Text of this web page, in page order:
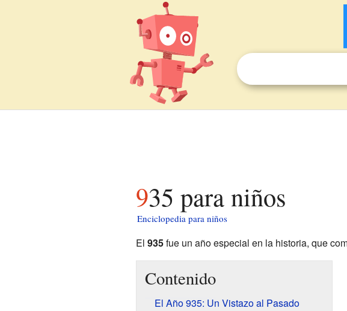
935 para niños
Enciclopedia para niños
El 935fue un año especial en la historia, que
Contenido
El Año 935: Un Vistazo al Pasado